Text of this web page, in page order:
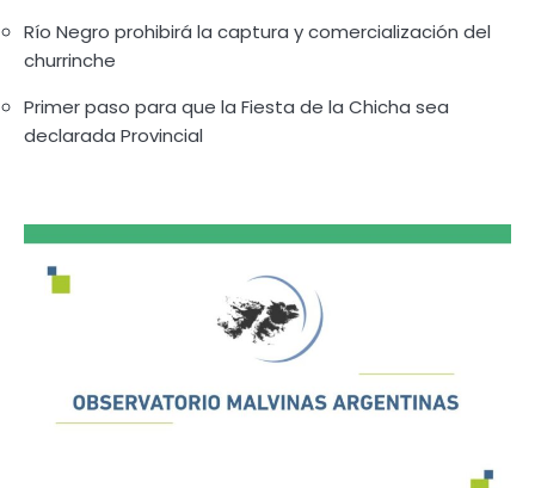
Río Negro prohibirá la captura y comercialización del
churrinche
Primer paso para que la Fiesta de la Chicha sea
declarada Provincial